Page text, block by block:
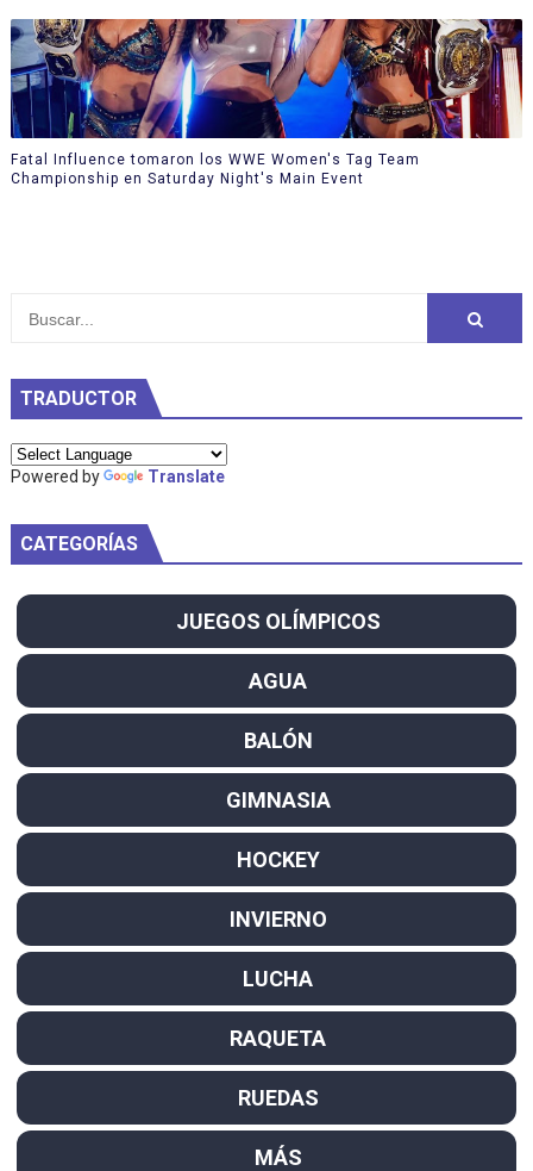
Fatal Influence tomaron los WWE Women's Tag Team
Championship en Saturday Night's Main Event
TRADUCTOR
Powered by Translate
CATEGORÍAS
JUEGOS OLÍMPICOS
AGUA
BALÓN
GIMNASIA
HOCKEY
INVIERNO
LUCHA
RAQUETA
RUEDAS
MÁS